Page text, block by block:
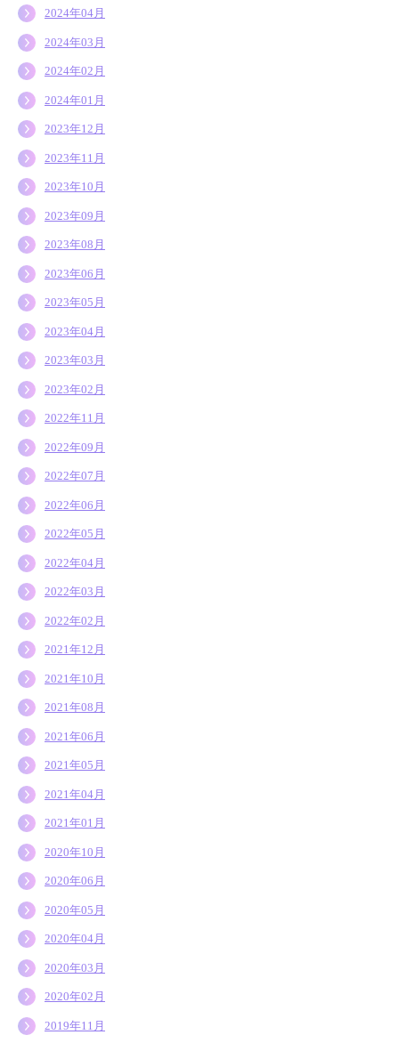
2024年04月
2024年03月
2024年02月
2024年01月
2023年12月
2023年11月
2023年10月
2023年09月
2023年08月
2023年06月
2023年05月
2023年04月
2023年03月
2023年02月
2022年11月
2022年09月
2022年07月
2022年06月
2022年05月
2022年04月
2022年03月
2022年02月
2021年12月
2021年10月
2021年08月
2021年06月
2021年05月
2021年04月
2021年01月
2020年10月
2020年06月
2020年05月
2020年04月
2020年03月
2020年02月
2019年11月